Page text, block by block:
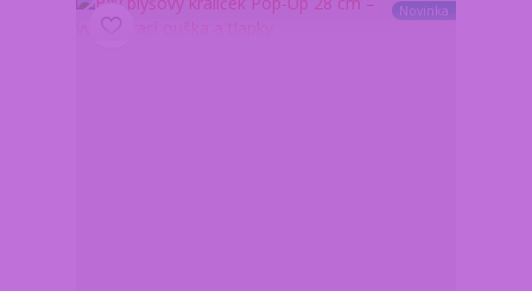
Novinka